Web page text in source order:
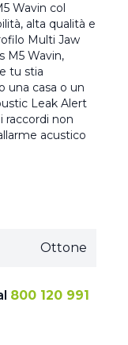
Wavin col
alta qualità e
Multi Jaw
M5 Wavin,
tu stia
una casa o un
Leak Alert
raccordi non
acustico
Ottone
800 120 991